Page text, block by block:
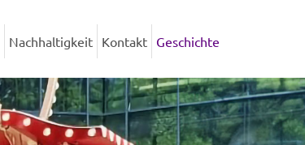
Nachhaltigkeit Kontakt Geschichte